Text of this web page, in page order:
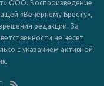
ООО. Воспроизведение
«Вечернему Бресту»,
редакции. За
не несет.
с указанием активной